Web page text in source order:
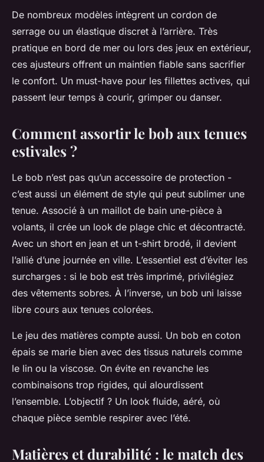
De nombreux modèles intègrent un cordon de
serrage ou un élastique discret à l’arrière. Très
pratique en bord de mer ou lors des jeux en extérieur,
ces ajusteurs offrent un maintien fiable sans sacrifier
le confort. Un must-have pour les fillettes actives, qui
passent leur temps à courir, grimper ou danser.
Comment assortir le bob aux tenues
estivales ?
Le bob n’est pas qu’un accessoire de protection -
c’est aussi un élément de style qui peut sublimer une
tenue. Associé à un maillot de bain une-pièce à
volants, il crée un look de plage chic et décontracté.
Avec un short en jean et un t-shirt brodé, il devient
l’allié d’une journée en ville. L’essentiel est d’éviter les
surcharges : si le bob est très imprimé, privilégiez
des vêtements sobres. À l’inverse, un bob uni laisse
libre cours aux tenues colorées.
Le jeu des matières compte aussi. Un bob en coton
épais se marie bien avec des tissus naturels comme
le lin ou la viscose. On évite en revanche les
combinaisons trop rigides, qui alourdissent
l’ensemble. L’objectif ? Un look fluide, aéré, où
chaque pièce semble respirer avec l’été.
Matières et durabilité : le match des